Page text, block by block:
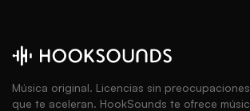
Música original. Licencias sin
que te aceleran. HookSounds te ofrece